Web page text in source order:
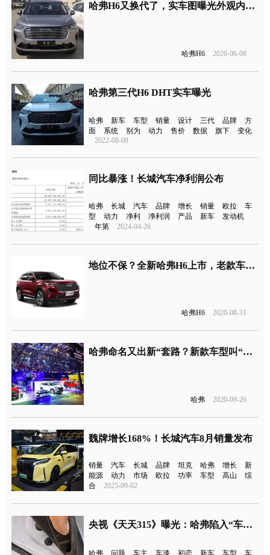
哈弗H6又换代了，实车图曝光外观内饰大变化
哈弗H6 2020-06-08
哈弗第三代H6 DHT实车曝光
哈弗 新车 车型 销量 设计 三代 品牌
方
面
系统 别为 动力 售价 数据 旗下
变化
2022-08-08
同比暴涨！长城汽车净利润公布
哈弗 长城 汽车 品牌 增长 销量 欧拉
车
型
动力 净利 净利润 产品 新车
发动机
年第
2024-04-26
地位不保？全新哈弗H6上市，老款车型继续销售
哈弗H6 2020-08-31
哈弗命名又出新“套路？新款车型叫“初恋”
哈弗 2020-09-26
魏牌增长168%！长城汽车8月销量发布
销量 汽车 长城 品牌 坦克 哈弗 增长
新
能源
动力 市场 欧拉 功率 车型 高山
综
合
2025-09-02
央视《天天315》曝光：哈弗陷入“车漆门”
哈弗 问题 车主 车漆 初恋 新车 车型
车